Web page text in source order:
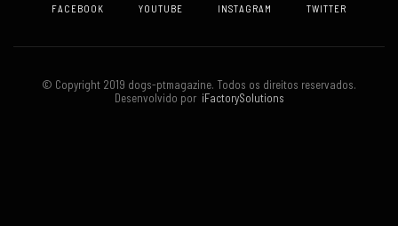
FACEBOOK YOUTUBE INSTAGRAM TWITTER
© Copyright 2019 dogs-ptmagazine. Todos os direitos reservados.
Desenvolvido poriFactorySolutions